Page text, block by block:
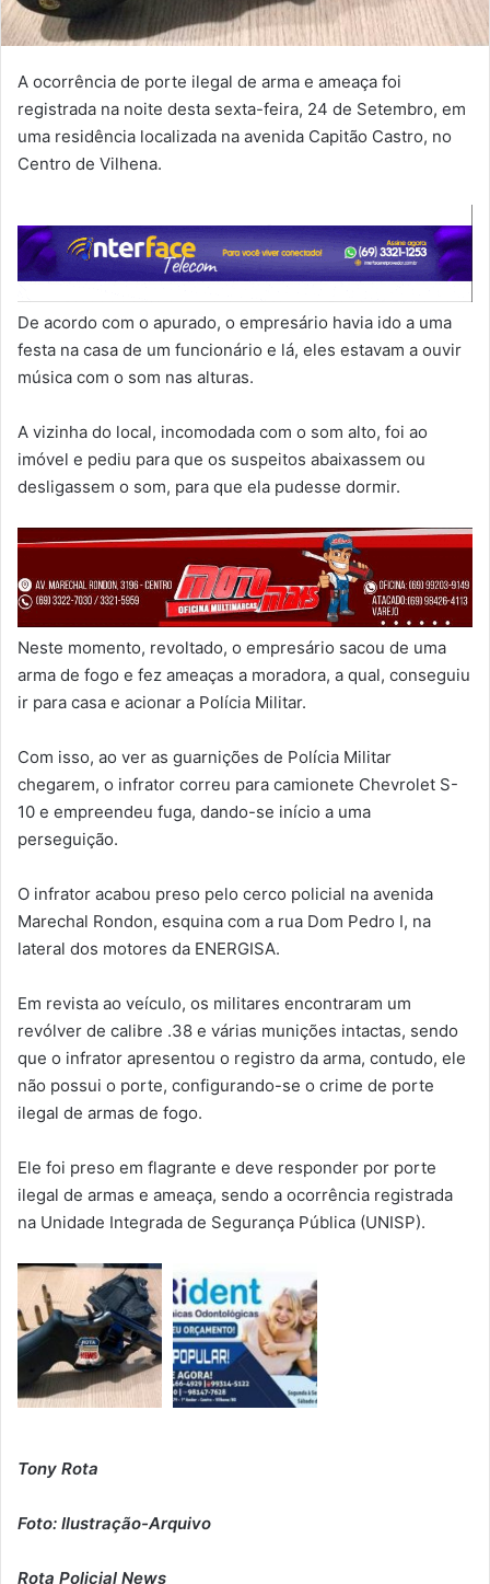
A ocorrência de porte ilegal de arma e ameaça foi
registrada na noite desta sexta-feira, 24 de Setembro, em
uma residência localizada na avenida Capitão Castro, no
Centro de Vilhena.
De acordo com o apurado, o empresário havia ido a uma
festa na casa de um funcionário e lá, eles estavam a ouvir
música com o som nas alturas.
A vizinha do local, incomodada com o som alto, foi ao
imóvel e pediu para que os suspeitos abaixassem ou
desligassem o som, para que ela pudesse dormir.
Neste momento, revoltado, o empresário sacou de uma
arma de fogo e fez ameaças a moradora, a qual, conseguiu
ir para casa e acionar a Polícia Militar.
Com isso, ao ver as guarnições de Polícia Militar
chegarem, o infrator correu para camionete Chevrolet S-
10 e empreendeu fuga, dando-se início a uma
perseguição.
O infrator acabou preso pelo cerco policial na avenida
Marechal Rondon, esquina com a rua Dom Pedro I, na
lateral dos motores da ENERGISA.
Em revista ao veículo, os militares encontraram um
revólver de calibre .38 e várias munições intactas, sendo
que o infrator apresentou o registro da arma, contudo, ele
não possui o porte, configurando-se o crime de porte
ilegal de armas de fogo.
Ele foi preso em flagrante e deve responder por porte
ilegal de armas e ameaça, sendo a ocorrência registrada
na Unidade Integrada de Segurança Pública (UNISP).
Tony Rota
Foto: Ilustração-Arquivo
Rota Policial News